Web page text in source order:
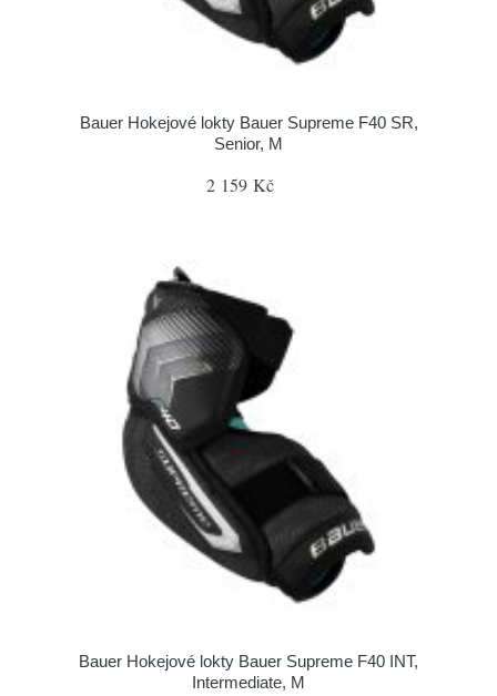
Bauer Hokejové lokty Bauer Supreme F40 SR,
Senior, M
2 159 Kč
Bauer Hokejové lokty Bauer Supreme F40 INT,
Intermediate, M